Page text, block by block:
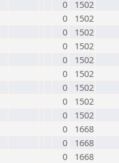
0
1502
0
1502
0
1502
0
1502
0
1502
0
1502
0
1502
0
1502
0
1502
0
1668
0
1668
0
1668